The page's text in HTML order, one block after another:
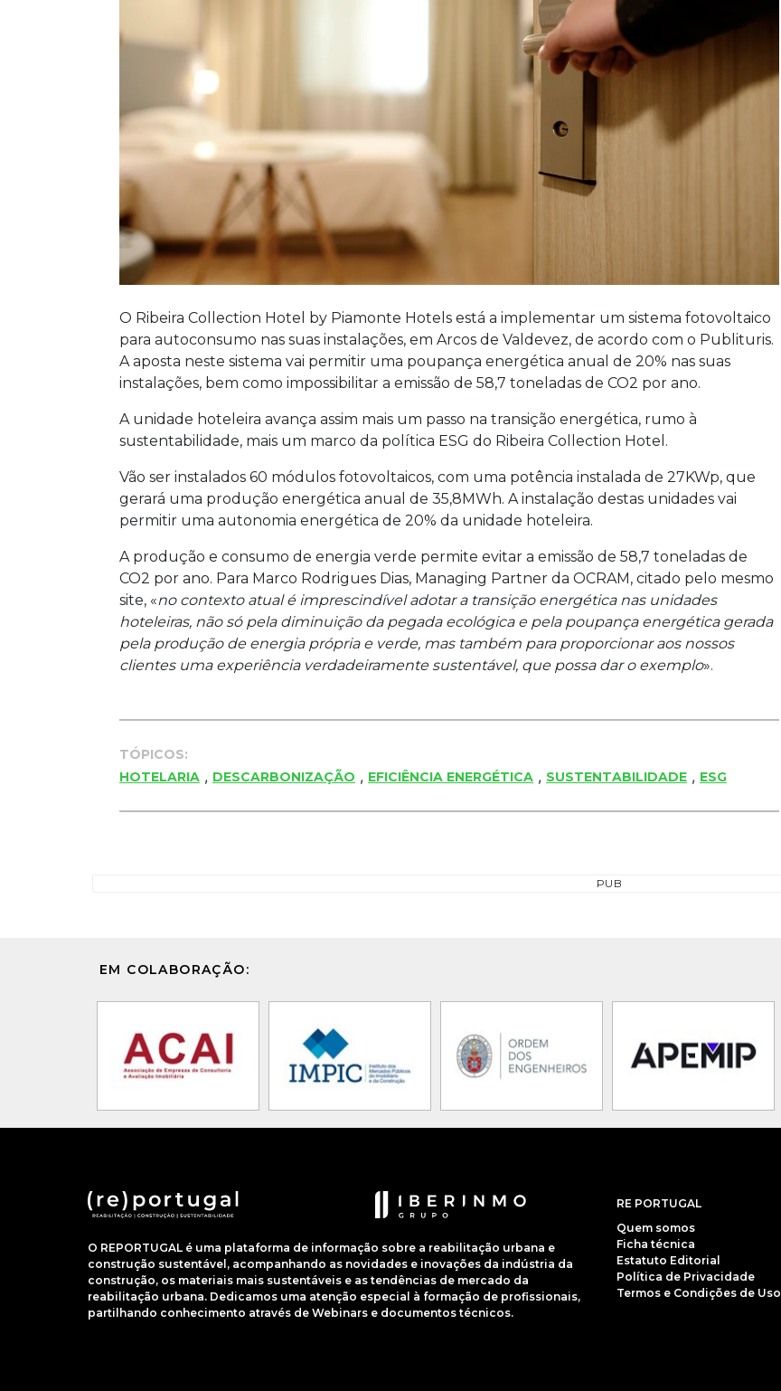
O Ribeira Collection Hotel by Piamonte Hotels está a implementar um sistema fotovoltaico
para autoconsumo nas suas instalações, em Arcos de Valdevez, de acordo com o Publituris.
A aposta neste sistema vai permitir uma poupança energética anual de 20% nas suas
instalações, bem como impossibilitar a emissão de 58,7 toneladas de CO2 por ano.
A unidade hoteleira avança assim mais um passo na transição energética, rumo à
sustentabilidade, mais um marco da política ESG do Ribeira Collection Hotel.
Vão ser instalados 60 módulos fotovoltaicos, com uma potência instalada de 27KWp, que
gerará uma produção energética anual de 35,8MWh. A instalação destas unidades vai
permitir uma autonomia energética de 20% da unidade hoteleira.
A produção e consumo de energia verde permite evitar a emissão de 58,7 toneladas de
CO2 por ano. Para Marco Rodrigues Dias, Managing Partner da OCRAM, citado pelo mesmo
site, «no contexto atual é imprescindível adotar a transição energética nas unidades
hoteleiras, não só pela diminuição da pegada ecológica e pela poupança energética gerada
pela produção de energia própria e verde, mas também para proporcionar aos nossos
clientes uma experiência verdadeiramente sustentável, que possa dar o exemplo».
TÓPICOS:
HOTELARIA , DESCARBONIZAÇÃO , EFICIÊNCIA ENERGÉTICA , SUSTENTABILIDADE , ESG
PUB
EM COLABORAÇÃO:
O REPORTUGAL é uma plataforma de informação sobre a reabilitação urbana e
construção sustentável, acompanhando as novidades e inovações da indústria da
construção, os materiais mais sustentáveis e as tendências de mercado da
reabilitação urbana. Dedicamos uma atenção especial à formação de profissionais,
partilhando conhecimento através de Webinars e documentos técnicos.
RE PORTUGAL
Quem somos
Ficha técnica
Estatuto Editorial
Política de Privacidade
Termos e Condições de Uso